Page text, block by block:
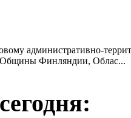
административно-
Финляндии, Облас...